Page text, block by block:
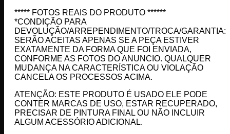
***** FOTOS REAIS DO PRODUTO ******
*CONDIÇÃO PARA
DEVOLUÇÃO/ARREPENDIMENTO/TROCA/GARANTIA:
SERÃO ACEITAS APENAS SE A PEÇA ESTIVER
EXATAMENTE DA FORMA QUE FOI ENVIADA,
CONFORME AS FOTOS DO ANUNCIO. QUALQUER
MUDANÇA NA CARACTERÍSTICA OU VIOLAÇÃO
CANCELA OS PROCESSOS ACIMA.
ATENÇÃO: ESTE PRODUTO É USADO ELE PODE
CONTER MARCAS DE USO, ESTAR RECUPERADO,
PRECISAR DE PINTURA FINAL OU NÃO INCLUIR
ALGUM ACESSÓRIO ADICIONAL.